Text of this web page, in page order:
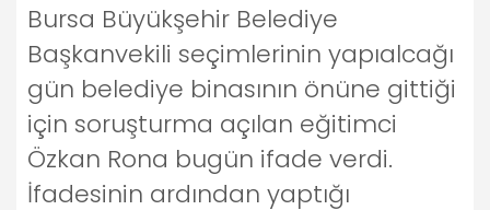
Bursa Büyükşehir Belediye
Başkanvekili seçimlerinin yapıalcağı
gün belediye binasının önüne gittiği
için soruşturma açılan eğitimci
Özkan Rona bugün ifade verdi.
İfadesinin ardından yaptığı